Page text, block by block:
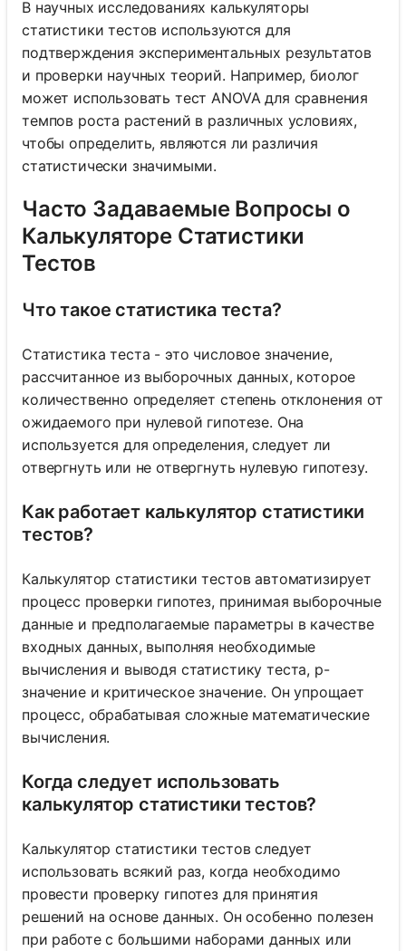
В научных исследованиях калькуляторы
статистики тестов используются для
подтверждения экспериментальных результатов
и проверки научных теорий. Например, биолог
может использовать тест ANOVA для сравнения
темпов роста растений в различных условиях,
чтобы определить, являются ли различия
статистически значимыми.
Часто Задаваемые Вопросы о
Калькуляторе Статистики
Тестов
Что такое статистика теста?
Статистика теста - это числовое значение,
рассчитанное из выборочных данных, которое
количественно определяет степень отклонения от
ожидаемого при нулевой гипотезе. Она
используется для определения, следует ли
отвергнуть или не отвергнуть нулевую гипотезу.
Как работает калькулятор статистики
тестов?
Калькулятор статистики тестов автоматизирует
процесс проверки гипотез, принимая выборочные
данные и предполагаемые параметры в качестве
входных данных, выполняя необходимые
вычисления и выводя статистику теста, p-
значение и критическое значение. Он упрощает
процесс, обрабатывая сложные математические
вычисления.
Когда следует использовать
калькулятор статистики тестов?
Калькулятор статистики тестов следует
использовать всякий раз, когда необходимо
провести проверку гипотез для принятия
решений на основе данных. Он особенно полезен
при работе с большими наборами данных или